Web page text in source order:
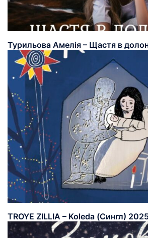
Турильова Амелія – Щастя в
TROYE ZILLIA – Koleda (Сингл)